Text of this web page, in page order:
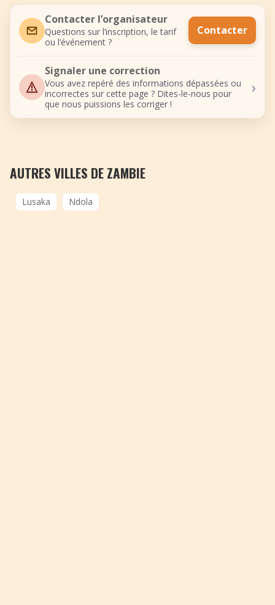
Contacter l’organisateur
Questions sur l’inscription, le tarif
ou l’événement ?
Contacter
Signaler une correction
Vous avez repéré des informations dépassées ou
incorrectes sur cette page ? Dites-le-nous pour
que nous puissions les corriger !
›
AUTRES VILLES DE ZAMBIE
Lusaka Ndola